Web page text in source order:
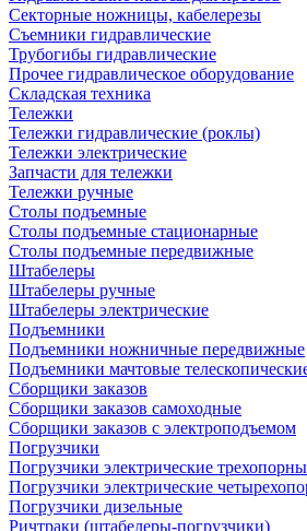
Секторные ножницы, кабелерезы
Съемники гидравлические
Трубогибы гидравлические
Прочее гидравлическое оборудование
Складская техника
Тележки
Тележки гидравлические (роклы)
Тележки электрические
Запчасти для тележки
Тележки ручные
Столы подъемные
Столы подъемные стационарные
Столы подъемные передвижные
Штабелеры
Штабелеры ручные
Штабелеры электрические
Подъемники
Подъемники ножничные передвижные
Подъемники мачтовые
Сборщики заказов
Сборщики заказов самоходные
Сборщики заказов с электроподъемом
Погрузчики
Погрузчики электрические
Погрузчики электрические
Погрузчики дизельные
Ричтраки (штабелеры-погрузчики)